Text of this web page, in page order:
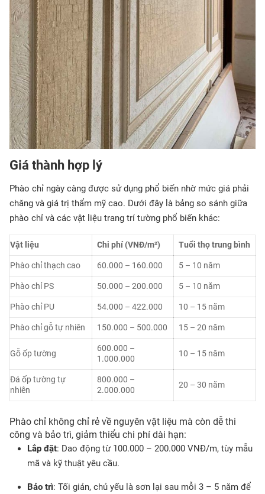
Giá thành hợp lý
Phào chỉ ngày càng được sử dụng phổ biến nhờ mức giá phải
chăng và giá trị thẩm mỹ cao. Dưới đây là bảng so sánh giữa
phào chỉ và các vật liệu trang trí tường phổ biến khác:
Vật liệu Chi phí (VNĐ/m²) Tuổi thọ trung bình
Phào chỉ thạch cao 60.000 – 160.000 5 – 10 năm
Phào chỉ PS 50.000 – 200.000 5 – 10 năm
Phào chỉ PU 54.000 – 422.000 10 – 15 năm
Phào chỉ gỗ tự nhiên 150.000 – 500.000 15 – 20 năm
Gỗ ốp tường
600.000 –
1.000.000
10 – 15 năm
Đá ốp tường tự
nhiên
800.000 –
2.000.000
20 – 30 năm
Phào chỉ không chỉ rẻ về nguyên vật liệu mà còn dễ thi
công và bảo trì, giảm thiểu chi phí dài hạn:
Lắp đặt: Dao động từ 100.000 – 200.000 VNĐ/m, tùy mẫu
mã và kỹ thuật yêu cầu.
Bảo trì: Tối giản, chủ yếu là sơn lại sau mỗi 3 – 5 năm để